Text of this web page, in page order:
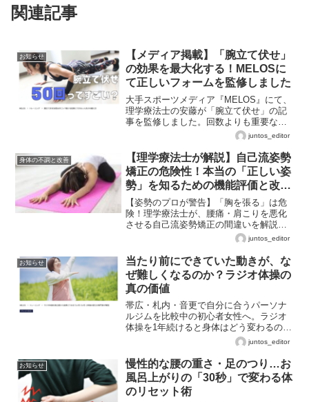
関連記事
お知らせ
【メディア掲載】「腕立て伏せ」
の効果を最大化する！MELOSに
て正しいフォームを監修しました
大手スポーツメディア『MELOS』にて、
理学療法士の安藤が「腕立て伏せ」の記
事を監修しました。回数よりも重要な正
しいフォームや、アスリートの上半身強
化に繋がるプッシュアップの基礎知識を
解説しています。
juntos_editor
身体の不調と改善
【理学療法士が解説】自己流姿勢
矯正の危険性！本当の「正しい姿
勢」を知るための機能評価と改善
ステップ
【姿勢のプロが警告】「胸を張る」は危
険！理学療法士が、腰痛・肩こりを悪化
させる自己流姿勢矯正の間違いを解説。
あなたの本当の姿勢を知るための機能評
juntos_editor
お知らせ
当たり前にできていた動きが、な
ぜ難しくなるのか？ラジオ体操の
真の価値
帯広・札内・音更で自分に合うパーソナ
ルジムを比較中の初心者女性へ。ラジオ
体操を1年続けると身体はどう変わるの
か。理学療法士がMELOS記事とともに詳
juntos_editor
お知らせ
慢性的な腰の重さ・足のつり…お
風呂上がりの「30秒」で変わる体
のリセット術